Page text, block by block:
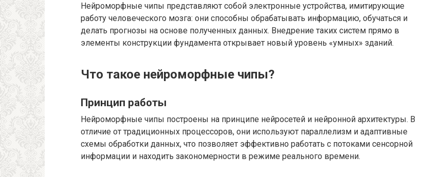
Нейроморфные чипы представляют собой электронные устройства, имитирующие
работу человеческого мозга: они способны обрабатывать информацию, обучаться и
делать прогнозы на основе полученных данных. Внедрение таких систем прямо в
элементы конструкции фундамента открывает новый уровень «умных» зданий.
Что такое нейроморфные чипы?
Принцип работы
Нейроморфные чипы построены на принципе нейросетей и нейронной архитектуры. В
отличие от традиционных процессоров, они используют параллелизм и адаптивные
схемы обработки данных, что позволяет эффективно работать с потоками сенсорной
информации и находить закономерности в режиме реального времени.